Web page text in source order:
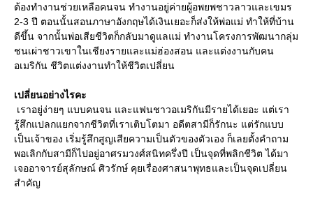
ต้องทำงานช่วยเหลือคนจน ทำงานอยู่ค่ายผู้อพยพชาวลาวและเขมร
2-3 ปี ตอนนั้นสอนภาษาอังกฤษได้เงินเยอะก็ส่งให้พ่อแม่ ทำให้ที่บ้าน
ดีขึ้น จากนั้นพ่อเสียชีวิตก็กลับมาดูแลแม่ ทำงานโครงการพัฒนากลุ่ม
ชนเผ่าชาวเขาในเชียงรายและแม่ฮ่องสอน และแต่งงานกับคน
อเมริกัน ชีวิตแต่งงานทำให้ชีวิตเปลี่ยน
เปลี่ยนอย่างไรคะ
เราอยู่ง่ายๆ แบบคนจน และแฟนชาวอเมริกันมีรายได้เยอะ แต่เรา
รู้สึกแปลกแยกจากชีวิตที่เราเติบโตมา อดีตสามีก็รักนะ แต่รักแบบ
เป็นเจ้าของ เริ่มรู้สึกสูญเสียความเป็นตัวของตัวเอง ก็เลยตั้งคำถาม
พอเลิกกับสามีก็ไปอยู่อาศรมวงศ์สนิทครึ่งปี เป็นจุดที่พลิกชีวิต ได้มา
เจออาจารย์สุลักษณ์ ศิวรักษ์ คุยเรื่องศาสนาพุทธและเป็นจุดเปลี่ยน
สำคัญ